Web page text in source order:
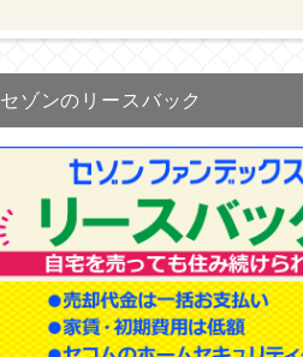
セゾンのリースバック